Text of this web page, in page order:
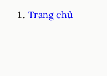
Trang chủ